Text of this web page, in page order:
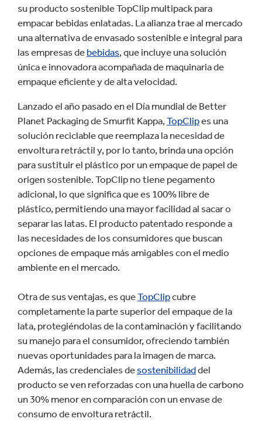
su producto sostenible TopClip multipack para
empacar bebidas enlatadas. La alianza trae al mercado
una alternativa de envasado sostenible e integral para
las empresas de bebidas, que incluye una solución
única e innovadora acompañada de maquinaria de
empaque eficiente y de alta velocidad.
Lanzado el año pasado en el Día mundial de Better
Planet Packaging de Smurfit Kappa,TopClipes una
solución reciclable que reemplaza la necesidad de
envoltura retráctil y, por lo tanto, brinda una opción
para sustituir el plástico por un empaque de papel de
origen sostenible. TopClip no tiene pegamento
adicional, lo que significa que es 100% libre de
plástico, permitiendo una mayor facilidad al sacar o
separar las latas. El producto patentado responde a
las necesidades de los consumidores que buscan
opciones de empaque más amigables con el medio
ambiente en el mercado.
Otra de sus ventajas, es queTopClipcubre
completamente la parte superior del empaque de la
lata, protegiéndolas de la contaminación y facilitando
su manejo para el consumidor, ofreciendo también
nuevas oportunidades para la imagen de marca.
Además, las credenciales desostenibilidaddel
producto se ven reforzadas con una huella de carbono
un 30% menor en comparación con un envase de
consumo de envoltura retráctil.